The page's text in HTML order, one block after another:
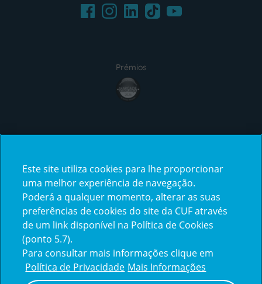
FacebookInstagramLinkedInTikTokYoutube
Prémios
award4
certification2certification3
Reclamações
e
elogios
Este site utiliza cookies para lhe proporcionar
uma melhor experiência de navegação.
Poderá a qualquer momento, alterar as suas
preferências de cookies do site da CUF através
de um link disponível na Política de Cookies
(ponto 5.7).
Para consultar mais informações clique em
Política de Privacidade Mais Informações